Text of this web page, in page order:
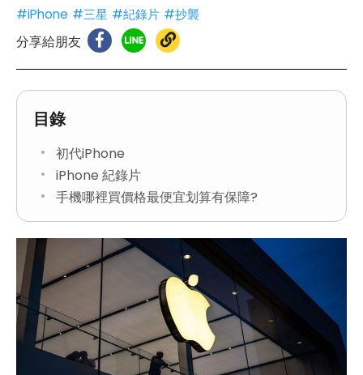
#iPhone #三星 #紀錄片 #抄襲
分享給朋友
目錄
初代iPhone
iPhone 紀錄片
手機哪裡買價格最便宜划算有保障?